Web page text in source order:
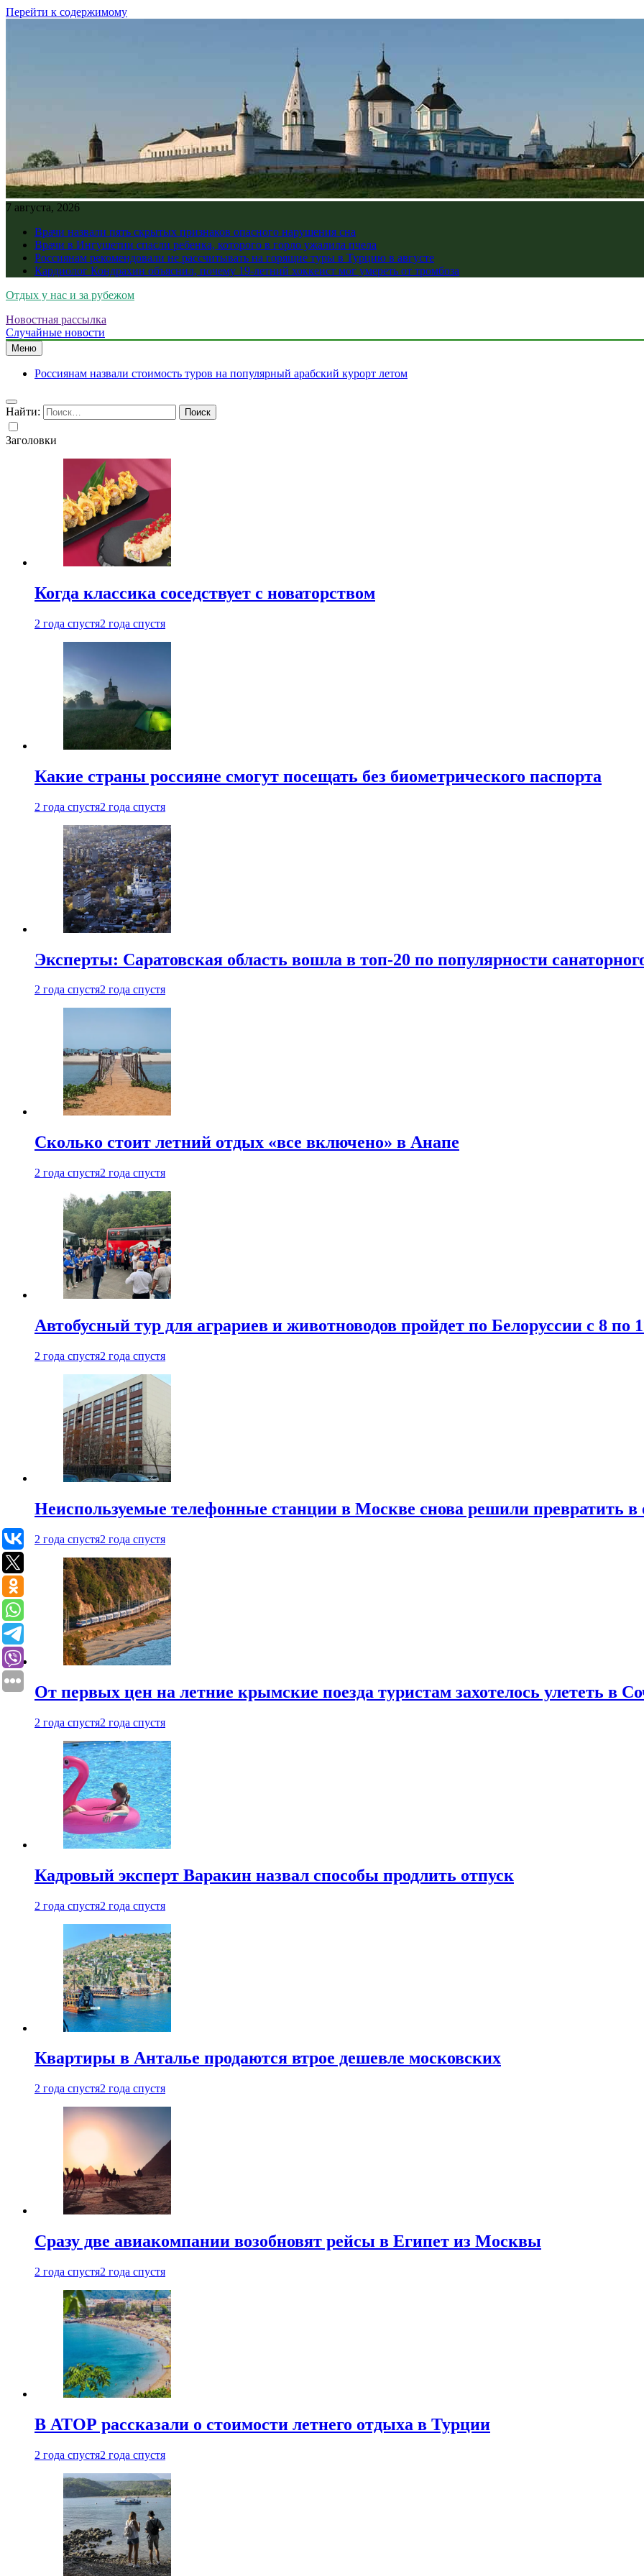
Перейти к содержимому
7 августа, 2026
Врачи назвали пять скрытых признаков опасного нарушения сна
Врачи в Ингушетии спасли ребенка, которого в горло ужалила пчела
Россиянам рекомендовали не рассчитывать на горящие туры в Турцию в августе
Кардиолог Кондрахин объяснил, почему 19-летний хоккеист мог умереть от тромбоза
Отдых у нас и за рубежом
Новостная рассылка
Случайные новости
Меню
Россиянам назвали стоимость туров на популярный арабский курорт летом
Найти:
Заголовки
Когда классика соседствует с новаторством
2 года спустя2 года спустя
Какие страны россияне смогут посещать без биометрического паспорта
2 года спустя2 года спустя
Эксперты: Саратовская область вошла в топ-20 по популярности
2 года спустя2 года спустя
Сколько стоит летний отдых «все включено» в Анапе
2 года спустя2 года спустя
Автобусный тур для аграриев и животноводов пройдет по Белоруссии с 8 по
2 года спустя2 года спустя
Неиспользуемые телефонные станции в Москве снова решили превратить в
2 года спустя2 года спустя
От первых цен на летние крымские поезда туристам захотелось улететь в
2 года спустя2 года спустя
Кадровый эксперт Варакин назвал способы продлить отпуск
2 года спустя2 года спустя
Квартиры в Анталье продаются втрое дешевле московских
2 года спустя2 года спустя
Сразу две авиакомпании возобновят рейсы в Египет из Москвы
2 года спустя2 года спустя
В АТОР рассказали о стоимости летнего отдыха в Турции
2 года спустя2 года спустя